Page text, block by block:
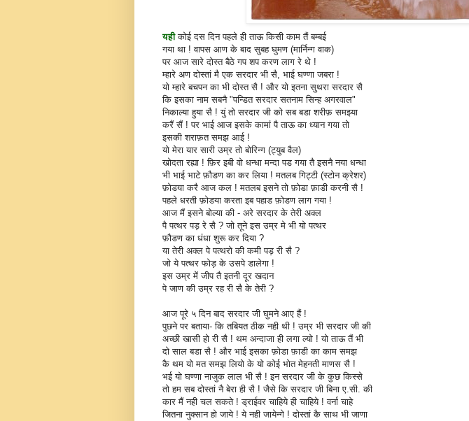
यहीकोई दस दिन पहले ही ताऊ किसी काम तैं बम्बई
गया था ! वापस आण के बाद सुबह घुमण (मार्निन्ग वाक)
पर आज सारे दोस्त बैठे गप शप करण लाग रे थे !
म्हारे अण दोस्तां मै एक सरदार भी सै, भाई घण्णा जबरा !
यो म्हारे बचपन का भी दोस्त सै ! और यो इतना सुथरा सरदार सै
कि इसका नाम सबनै "पन्डित सरदार सतनाम सिन्ह अगरवाल"
निकाल्या हुया सै ! युं तो सरदार जी को सब बडा शरीफ़ समझ्या
करैं सैं ! पर भाई आज इसके कामां पै ताऊ का ध्यान गया तो
इसकी शराफ़त समझ आई !
यो मेरा यार सारी उम्र तो बोरिन्ग (ट्युब वैल)
खोदता रह्या ! फ़िर इबी वो धन्धा मन्दा पड गया तै इसनै नया धन्धा
भी भाई भाटे फ़ौडण का कर लिया ! मतलब गिट्टी (स्टोन क्रेशर)
फ़ोडया करै आज कल ! मतलब इसने तो फ़ोडा फ़ाडी करनी सै !
पहले धरती फ़ोडया करता इब पहाड फ़ोडण लाग गया !
आज मैं इसने बोल्या की - अरे सरदार के तेरी अक्ल
पै पत्थर पड़ रे सै ? जो तूने इस उम्र मे भी यो पत्थर
फ़ौडण का धंधा शुरू कर दिया ?
या तेरी अक्ल पे पत्थरो की कमी पड़ री सै ?
जो ये पत्थर फोड़ के उसपे डालेगा !
इस उम्र में जीप तै इतनी दूर खदान
पे जाण की उम्र रह री सै के तेरी ?
आज पूरे ५ दिन बाद सरदार जी घुमने आए हैं !
पुछने पर बताया- कि तबियत ठीक नही थी ! उम्र भी सरदार जी की
अच्छी खासी हो री सै ! थम अन्दाजा ही लगा ल्यो ! यो ताऊ तैं भी
दो साल बडा सै ! और भाई इसका फ़ोडा फ़ाडी का काम समझ
कै थम यो मत समझ लियो के यो कोई भोत मेहनती माणस सै !
भई यो घण्णा नाजुक लाल भी सै ! इन सरदार जी के कुछ किस्से
तो हम सब दोस्तां नै बेरा ही सै ! जैसे कि सरदार जी बिना ए.सी. की
कार मैं नही चल सकते ! ड्राईवर चाहिये ही चाहिये ! वर्ना चाहे
जितना नुक्सान हो जाये ! ये नही जायेन्गे ! दोस्तां कै साथ भी जाणा